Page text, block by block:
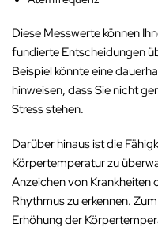
Diese Messwerte können
fundierte Entscheidungen
Beispiel könnte eine
hinweisen, dass Sie nicht
Stress stehen.
Darüber hinaus ist die
Körpertemperatur zu
Anzeichen von Krankheiten
Rhythmus zu erkennen.
Erhöhung der